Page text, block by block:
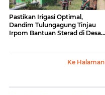
Pastikan Irigasi Optimal,
Dandim Tulungagung Tinjau
Irpom Bantuan Sterad di Desa
Ke